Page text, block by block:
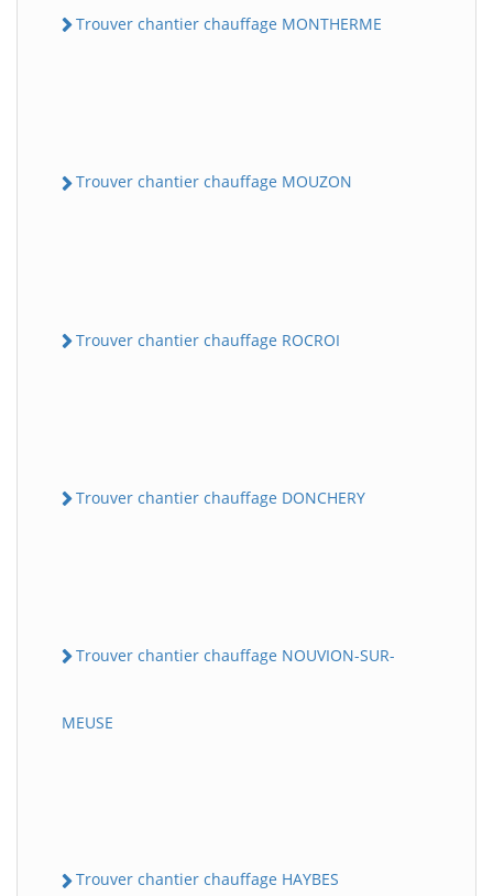
Trouver chantier chauffage MONTHERME
Trouver chantier chauffage MOUZON
Trouver chantier chauffage ROCROI
Trouver chantier chauffage DONCHERY
Trouver chantier chauffage NOUVION-SUR-
MEUSE
Trouver chantier chauffage HAYBES